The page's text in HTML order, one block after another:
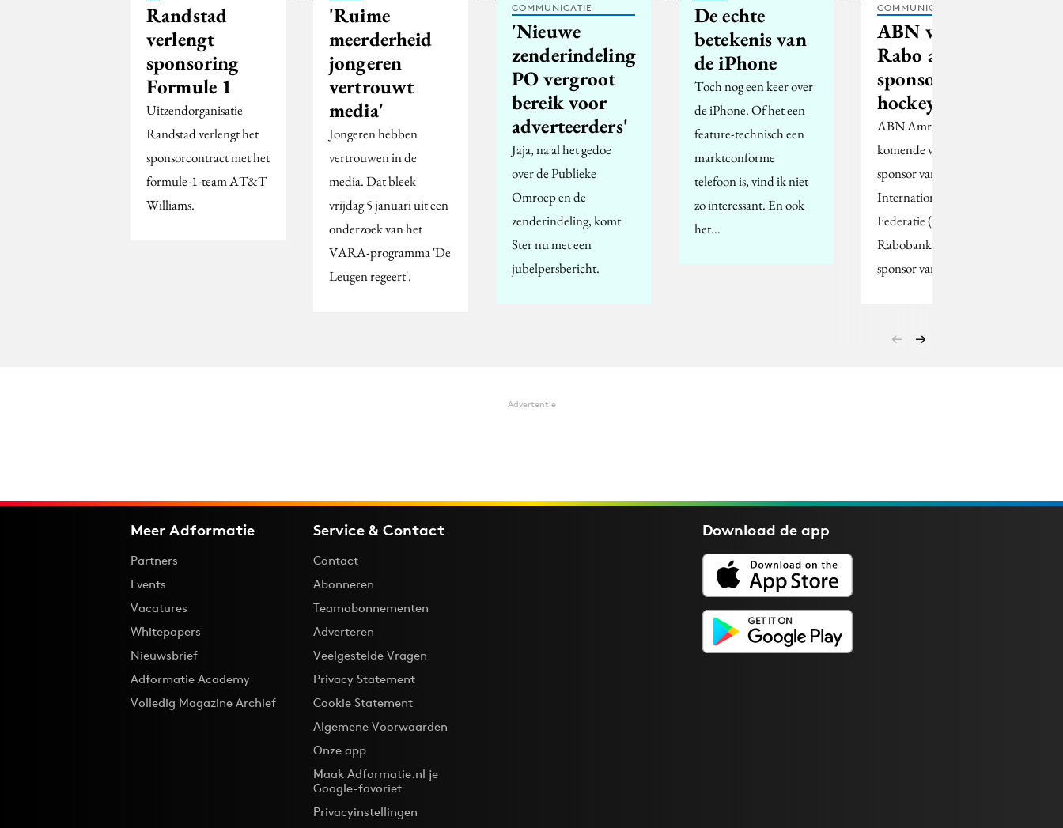
Randstad
verlengt
sponsoring
Formule 1
Uitzendorganisatie
Randstad verlengt het
sponsorcontract met het
formule-1-team AT&T
Williams.
'Ruime
meerderheid
jongeren
vertrouwt
media'
Jongeren hebben
vertrouwen in de
media. Dat bleek
vrijdag 5 januari uit een
onderzoek van het
VARA-programma 'De
Leugen regeert'.
COMMUNICATIE
'Nieuwe
zenderindeling
PO vergroot
bereik voor
adverteerders'
Jaja, na al het gedoe
over de Publieke
Omroep en de
zenderindeling, komt
Ster nu met een
jubelpersbericht.
De echte
betekenis van
de iPhone
Toch nog een keer over
de iPhone. Of het een
feature-technisch een
marktconforme
telefoon is, vind ik niet
zo interessant. En ook
het…
COMMUNICATIE
ABN vervangt
Rabo als
sponsor
hockeyfederatie
ABN Amro wordt de
komende vier jaar
sponsor van de
Internationale Hockey
Federatie (FIH).
Rabobank was hiervoor
sponsor van de…
Advertentie
Meer Adformatie
Partners
Events
Vacatures
Whitepapers
Nieuwsbrief
Adformatie Academy
Volledig Magazine Archief
Service & Contact
Contact
Abonneren
Teamabonnementen
Adverteren
Veelgestelde Vragen
Privacy Statement
Cookie Statement
Algemene Voorwaarden
Onze app
Maak Adformatie.nl je
Google-favoriet
Privacyinstellingen
Download deapp